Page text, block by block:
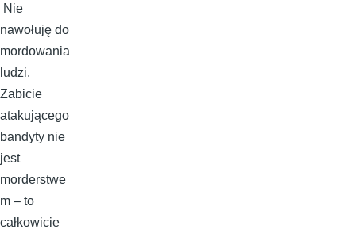
Nie
nawołuję do
mordowania
ludzi.
Zabicie
atakującego
bandyty nie
jest
morderstwe
m – to
całkowicie